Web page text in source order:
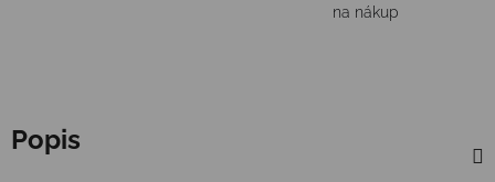
na nákup
Popis